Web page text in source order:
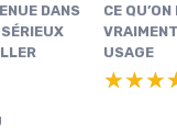
DANS
CE
USAGE